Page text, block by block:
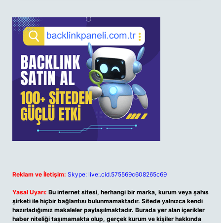
Reklam ve İletişim: Skype: live:.cid.575569c608265c69
Yasal Uyarı: Bu internet sitesi, herhangi bir marka, kurum veya şahıs
şirketi ile hiçbir bağlantısı bulunmamaktadır. Sitede yalnızca kendi
hazırladığımız makaleler paylaşılmaktadır. Burada yer alan içerikler
haber niteliği taşımamakta olup, gerçek kurum ve kişiler hakkında